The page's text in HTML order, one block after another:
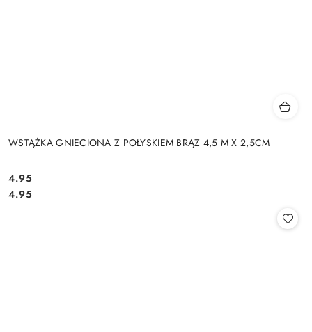
WSTĄŻKA GNIECIONA Z POŁYSKIEM BRĄZ 4,5 M X 2,5CM
Cena:
4.95
Cena:
4.95